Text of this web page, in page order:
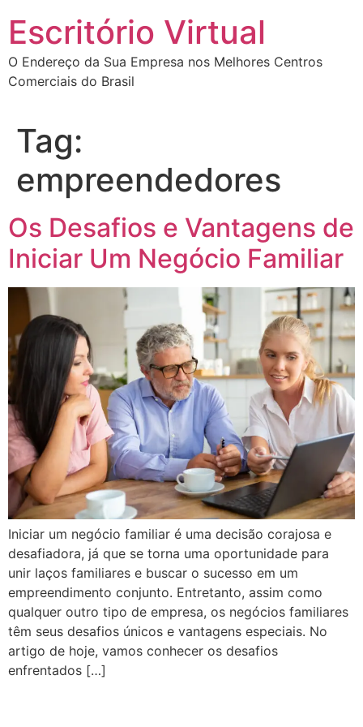
Escritório Virtual
O Endereço da Sua Empresa nos Melhores Centros
Comerciais do Brasil
Tag:
empreendedores
Os Desafios e Vantagens de
Iniciar Um Negócio Familiar
Iniciar um negócio familiar é uma decisão corajosa e
desafiadora, já que se torna uma oportunidade para
unir laços familiares e buscar o sucesso em um
empreendimento conjunto. Entretanto, assim como
qualquer outro tipo de empresa, os negócios familiares
têm seus desafios únicos e vantagens especiais. No
artigo de hoje, vamos conhecer os desafios
enfrentados […]